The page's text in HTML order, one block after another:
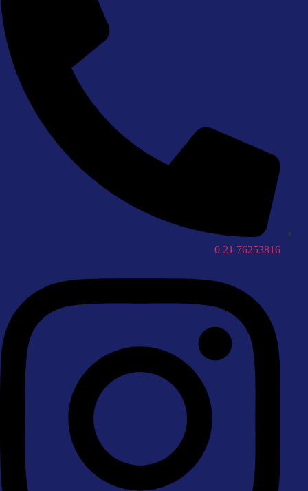
76253816 21 0